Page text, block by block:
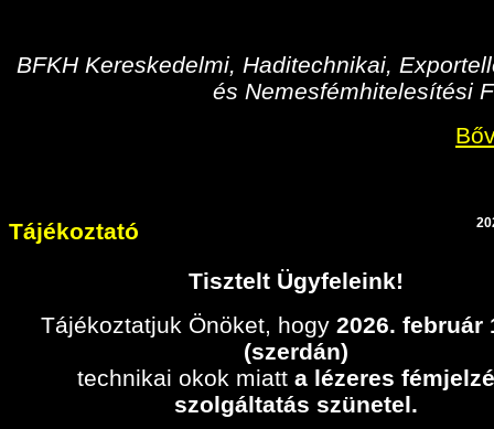
BFKH Kereskedelmi, Haditechnikai,
és Nemesfémhitelesítési
Tájékoztató
Tisztelt Ügyfeleink!
Tájékoztatjuk Önöket, hogy 2026. február
(szerdán)
technikai okok miatt a lézeres
szolgáltatás szünetel.